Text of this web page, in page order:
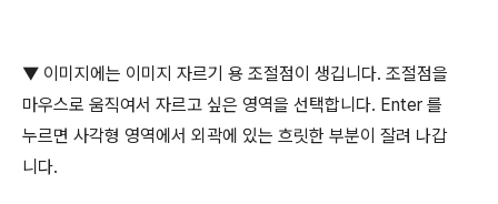
▼ 이미지에는 이미지 자르기 용 조절점이 생깁니다. 조절점을
마우스로 움직여서 자르고 싶은 영역을 선택합니다. Enter 를
누르면 사각형 영역에서 외곽에 있는 흐릿한 부분이 잘려 나갑
니다.